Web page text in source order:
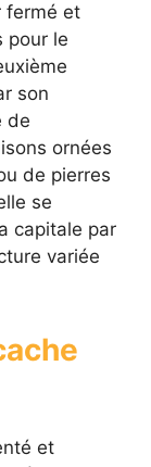
fermé et
pour le
son
de
ornées
de pierres
se
capitale par
variée
et